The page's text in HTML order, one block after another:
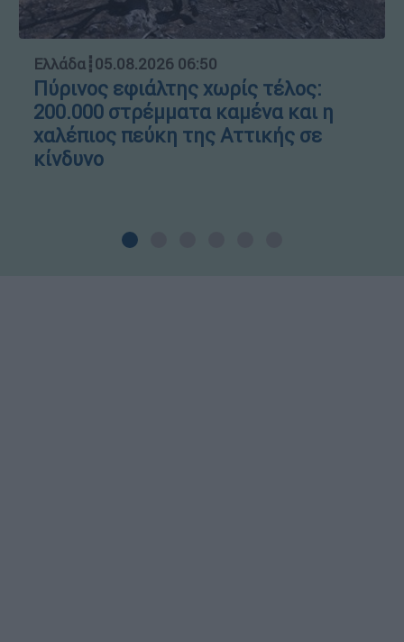
Ελλάδα┋05.08.2026 06:50
Πύρινος εφιάλτης χωρίς τέλος:
200.000 στρέμματα καμένα και η
χαλέπιος πεύκη της Αττικής σε
κίνδυνο